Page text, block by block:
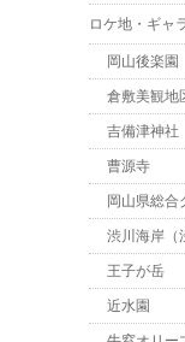
ロケ地・ギャ
岡山後楽園
倉敷美観地
吉備津神社
曹源寺
岡山県総合
渋川海岸（
王子が岳
近水園